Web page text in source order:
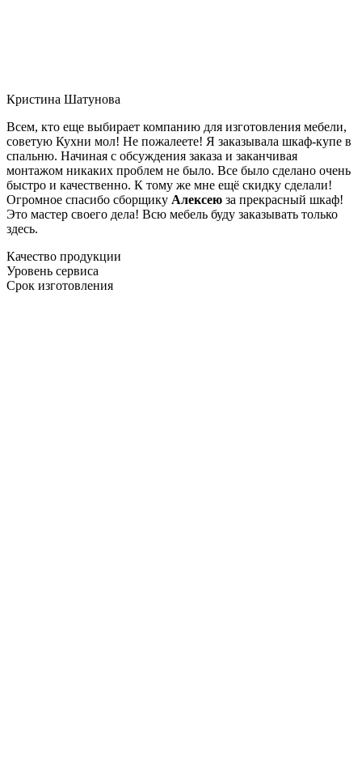
Кристина Шатунова
Всем, кто еще выбирает компанию для изготовления мебели,
советую Кухни мол! Не пожалеете! Я заказывала шкаф-купе в
спальню. Начиная с обсуждения заказа и заканчивая
монтажом никаких проблем не было. Все было сделано очень
быстро и качественно. К тому же мне ещё скидку сделали!
Огромное спасибо сборщику Алексею за прекрасный шкаф!
Это мастер своего дела! Всю мебель буду заказывать только
здесь.
Качество продукции
Уровень сервиса
Срок изготовления